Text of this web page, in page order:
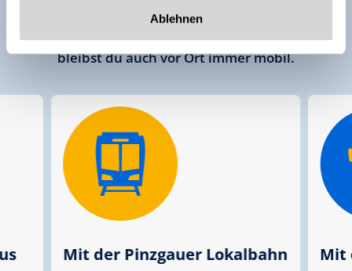
Ablehnen
Dank dem gut ausgebauten öffentlichen
Verkehr, Bahnhofs-Transfer und Skibussen
bleibst du auch vor Ort immer mobil.
Mit der Pinzgauer Lokalbahn Mit